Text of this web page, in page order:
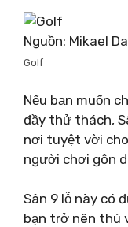
Nguồn: Mikael
Golf
Nếu bạn muốn
đầy thử thách,
nơi tuyệt vời
người chơi gôn
Sân 9 lỗ này có
bạn trở nên thú